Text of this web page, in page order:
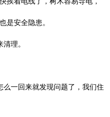
是安全隐患。
理。
一回来就发现问题了，我们住